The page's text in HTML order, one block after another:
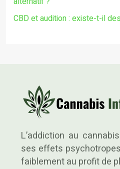
CBD et audition : existe-t-il
L’addiction au
ses effets
faiblement au profit de